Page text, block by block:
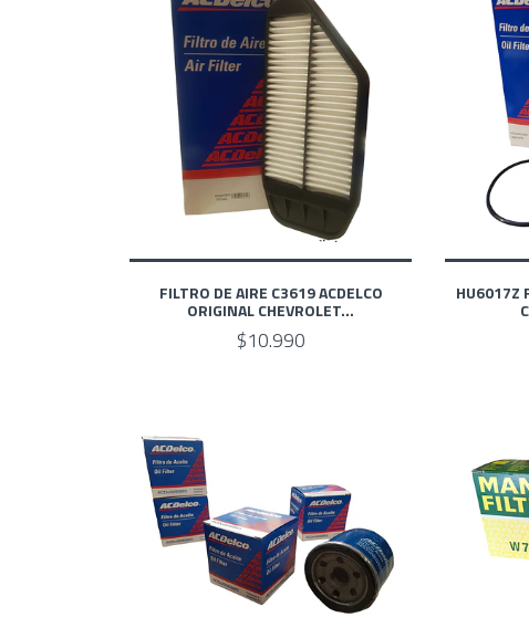
FILTRO DE AIRE C3619 ACDELCO
ORIGINAL CHEVROLET...
$10.990
HU6017Z